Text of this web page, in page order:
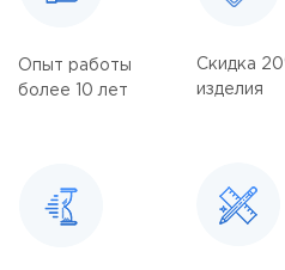
Опыт работы
более 10 лет
Скидка
изделия